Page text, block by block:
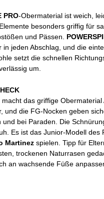
PRO-Obermaterial ist weich,
besonders griffig für
und Pässen.
in jeden Abschlag, und die
setzt die schnellen
um.
das griffige Obermaterial
und die FG-Nocken geben
und bei Paraden. Die
Es ist das Junior-Modell des
Martinez spielen. Tipp für
trockenen Naturrasen
an wachsende Füße